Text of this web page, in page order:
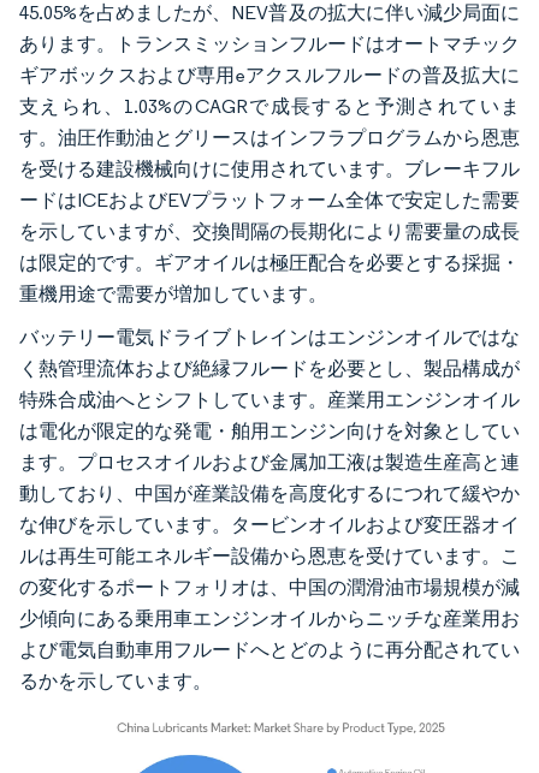
45.05%を占めましたが、NEV普及の拡大に伴い減少局面に
あります。トランスミッションフルードはオートマチック
ギアボックスおよび専用eアクスルフルードの普及拡大に
支えられ、1.03%のCAGRで成長すると予測されていま
す。油圧作動油とグリースはインフラプログラムから恩恵
を受ける建設機械向けに使用されています。ブレーキフル
ードはICEおよびEVプラットフォーム全体で安定した需要
を示していますが、交換間隔の長期化により需要量の成長
は限定的です。ギアオイルは極圧配合を必要とする採掘・
重機用途で需要が増加しています。
バッテリー電気ドライブトレインはエンジンオイルではな
く熱管理流体および絶縁フルードを必要とし、製品構成が
特殊合成油へとシフトしています。産業用エンジンオイル
は電化が限定的な発電・舶用エンジン向けを対象としてい
ます。プロセスオイルおよび金属加工液は製造生産高と連
動しており、中国が産業設備を高度化するにつれて緩やか
な伸びを示しています。タービンオイルおよび変圧器オイ
ルは再生可能エネルギー設備から恩恵を受けています。こ
の変化するポートフォリオは、中国の潤滑油市場規模が減
少傾向にある乗用車エンジンオイルからニッチな産業用お
よび電気自動車用フルードへとどのように再分配されてい
るかを示しています。